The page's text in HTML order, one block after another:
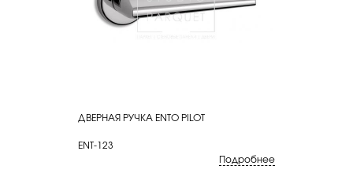
КУПИТЬ
ДВЕРНАЯ РУЧКА ENTO PILOT
ENT-123
Подробнее